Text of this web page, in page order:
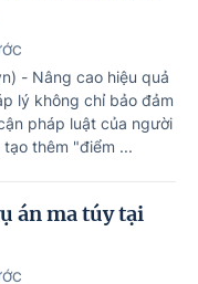
- Nâng cao hiệu quả
lý không chỉ bảo đảm
pháp luật của người
thêm "điểm ...
án ma túy tại